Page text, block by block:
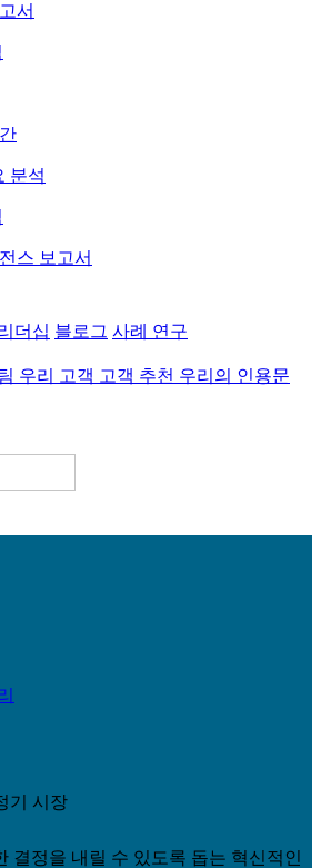
서
분석
스 보고서
더십 블로그 사례 연구
우리 고객 고객 추천 우리의 인용문
기 시장
결정을 내릴 수 있도록 돕는 혁신적인